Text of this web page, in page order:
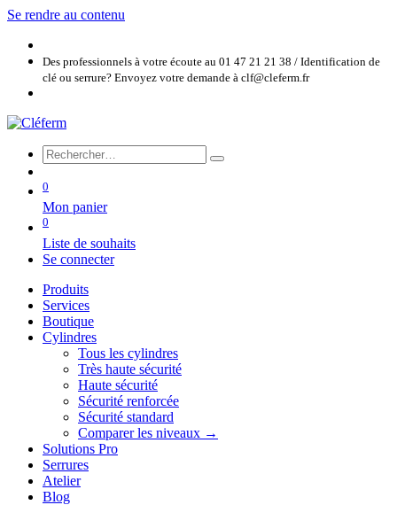
Se rendre au contenu
Des professionnels à votre écoute au 01 47 21 21 38 / Identification de
clé ou serrure? Envoyez votre demande à clf@cleferm.fr
0
Mon panier
0
Liste de souhaits
Se connecter
Produits
Services
Boutique
Cylindres
Tous les cylindres
Très haute sécurité
Haute sécurité
Sécurité renforcée
Sécurité standard
Comparer les niveaux →
Solutions Pro
Serrures
Atelier
Blog